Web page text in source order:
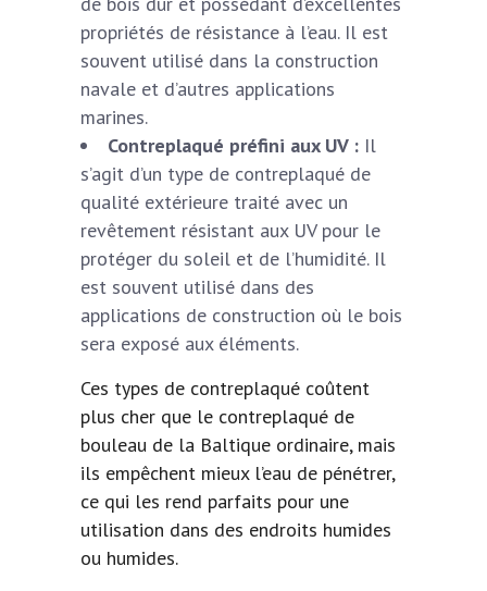
propriétés de résistance à l’eau. Il est
souvent utilisé dans la construction
navale et d’autres applications
marines.
Contreplaqué préfini aux UV : Il
s’agit d’un type de contreplaqué de
qualité extérieure traité avec un
revêtement résistant aux UV pour le
protéger du soleil et de l’humidité. Il
est souvent utilisé dans des
applications de construction où le bois
sera exposé aux éléments.
Ces types de contreplaqué coûtent
plus cher que le contreplaqué de
bouleau de la Baltique ordinaire, mais
ils empêchent mieux l’eau de pénétrer,
ce qui les rend parfaits pour une
utilisation dans des endroits humides
ou humides.